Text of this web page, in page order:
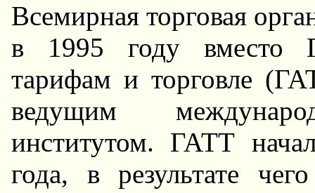
Всемирная торговая
в 1995 году вместо
тарифам и торговле
ведущим
институтом. ГАТТ
года, в результате